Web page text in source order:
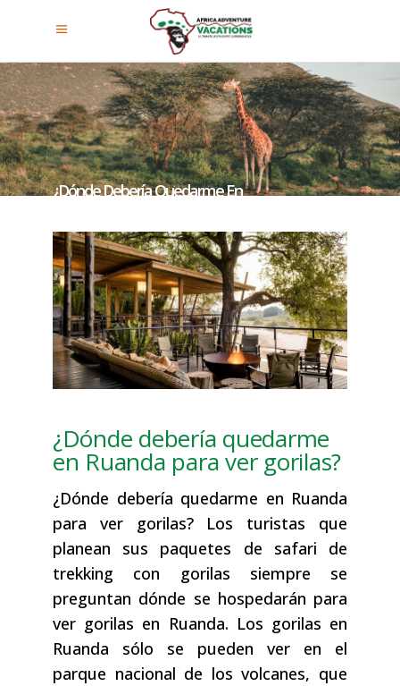
¿Dónde Debería Quedarme En
Ruanda Para Ver Gorilas?
¿Dónde debería quedarme
en Ruanda para ver gorilas?
¿Dónde debería quedarme en Ruanda
para ver gorilas? Los turistas que
planean sus paquetes de safari de
trekking con gorilas siempre se
preguntan dónde se hospedarán para
ver gorilas en Ruanda. Los gorilas en
Ruanda sólo se pueden ver en el
parque nacional de los volcanes, que